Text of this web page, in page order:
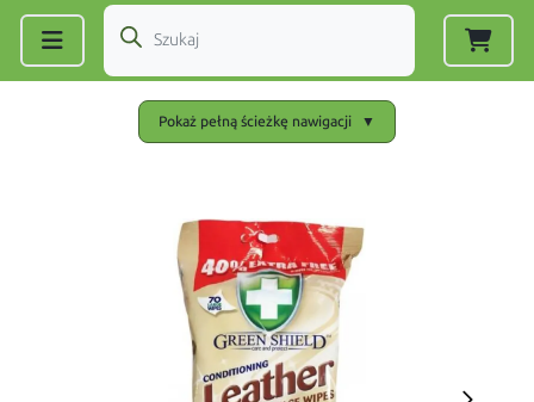
Pokaż pełną ścieżkę nawigacji ▼